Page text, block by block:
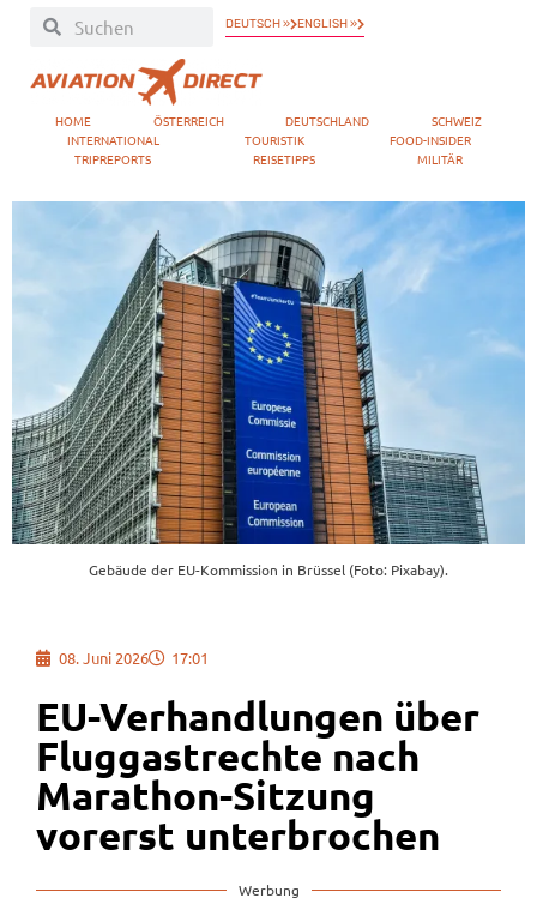
DEUTSCH » ENGLISH »
HOME ÖSTERREICH DEUTSCHLAND
SCHWEIZ
INTERNATIONAL
TOURISTIK
FOOD-INSIDER
TRIPREPORTS
REISETIPPS MILITÄR
Gebäude der EU-Kommission in Brüssel (Foto: Pixabay).
08. Juni 2026 17:01
EU-Verhandlungen über
Fluggastrechte nach
Marathon-Sitzung
vorerst unterbrochen
Werbung